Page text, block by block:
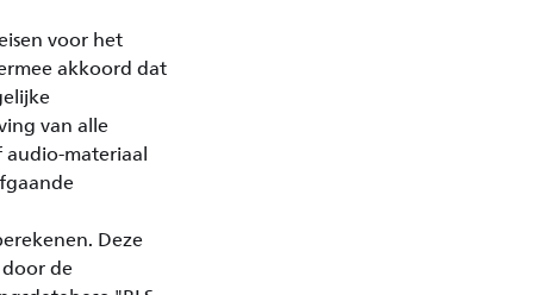
voor het
akkoord dat
van alle
materiaal
Deze
de